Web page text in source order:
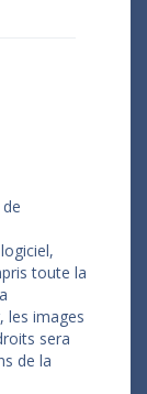
toute la
les images
sera
de la